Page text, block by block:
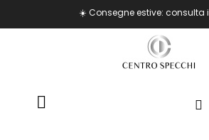
☀️ Consegne estive: consulta i